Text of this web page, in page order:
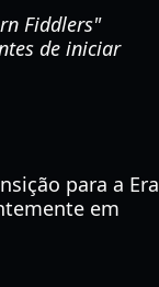
Fiddlers"
de iniciar
para a Era
em